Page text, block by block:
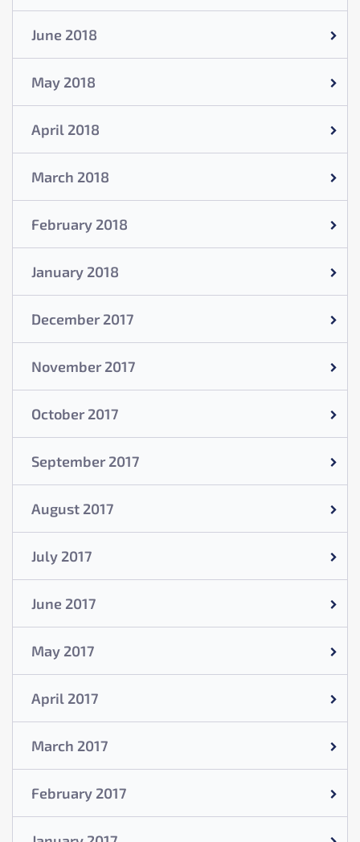
June 2018
May 2018
April 2018
March 2018
February 2018
January 2018
December 2017
November 2017
October 2017
September 2017
August 2017
July 2017
June 2017
May 2017
April 2017
March 2017
February 2017